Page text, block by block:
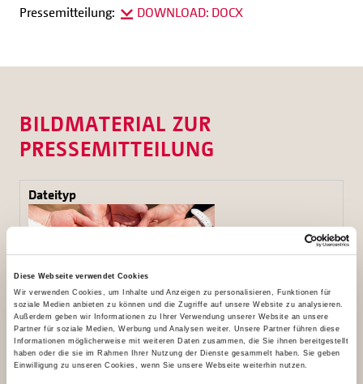
Diese Webseite verwendet Cookies
Wir verwenden Cookies, um Inhalte und Anzeigen zu personalisieren, Funktionen für
soziale Medien anbieten zu können und die Zugriffe auf unsere Website zu analysieren.
Außerdem geben wir Informationen zu Ihrer Verwendung unserer Website an unsere
Partner für soziale Medien, Werbung und Analysen weiter. Unsere Partner führen diese
Informationen möglicherweise mit weiteren Daten zusammen, die Sie ihnen bereitgestellt
haben oder die sie im Rahmen Ihrer Nutzung der Dienste gesammelt haben. Sie geben
Einwilligung zu unseren Cookies, wenn Sie unsere Webseite weiterhin nutzen.
Pressemitteilung: DOWNLOAD: DOCX
BILDMATERIAL ZUR
PRESSEMITTEILUNG
"Werde Liebesbote!" ist das Motto der diesjährigen